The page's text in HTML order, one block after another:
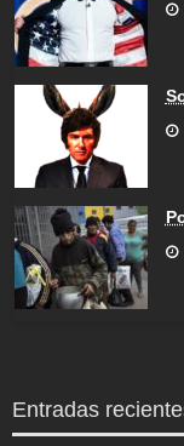
Entradas